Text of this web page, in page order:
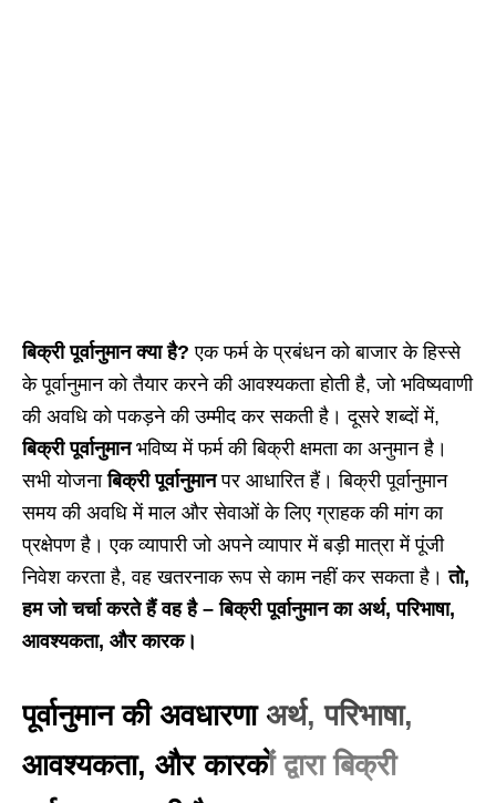
बिक्री पूर्वानुमान क्या है? एक फर्म के प्रबंधन को बाजार के हिस्से
के पूर्वानुमान को तैयार करने की आवश्यकता होती है, जो भविष्यवाणी
की अवधि को पकड़ने की उम्मीद कर सकती है। दूसरे शब्दों में,
बिक्री पूर्वानुमानभविष्य में फर्म की बिक्री क्षमता का अनुमान है।
सभी योजनाबिक्री पूर्वानुमानपर आधारित हैं। बिक्री पूर्वानुमान
समय की अवधि में माल और सेवाओं के लिए ग्राहक की मांग का
प्रक्षेपण है। एक व्यापारी जो अपने व्यापार में बड़ी मात्रा में पूंजी
निवेश करता है, वह खतरनाक रूप से काम नहीं कर सकता है।तो,
हम जो चर्चा करते हैं वह है – बिक्री पूर्वानुमान का अर्थ, परिभाषा,
आवश्यकता, और कारक।
पूर्वानुमान की अवधारणा अर्थ, परिभाषा,
आवश्यकता, और कारकों द्वारा बिक्री